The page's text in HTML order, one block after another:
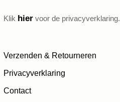
Klik hier voor de privacyverklaring.
Verzenden & Retourneren
Privacyverklaring
Contact